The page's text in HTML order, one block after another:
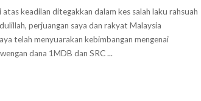
keadilan ditegakkan dalam kes salah laku rahsuah
perjuangan saya dan rakyat Malaysia
telah menyuarakan kebimbangan mengenai
dana 1MDB dan SRC...